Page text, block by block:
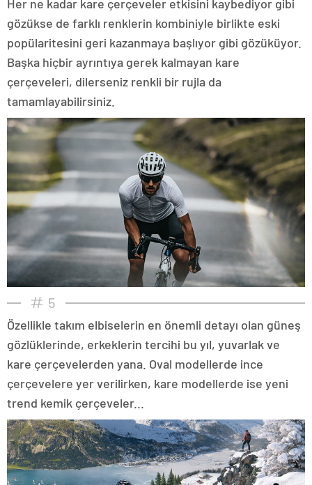
Her ne kadar kare çerçeveler etkisini kaybediyor gibi
gözükse de farklı renklerin kombiniyle birlikte eski
popülaritesini geri kazanmaya başlıyor gibi gözüküyor.
Başka hiçbir ayrıntıya gerek kalmayan kare
çerçeveleri, dilerseniz renkli bir rujla da
tamamlayabilirsiniz.
5
Özellikle takım elbiselerin en önemli detayı olan güneş
gözlüklerinde, erkeklerin tercihi bu yıl, yuvarlak ve
kare çerçevelerden yana. Oval modellerde ince
çerçevelere yer verilirken, kare modellerde ise yeni
trend kemik çerçeveler...